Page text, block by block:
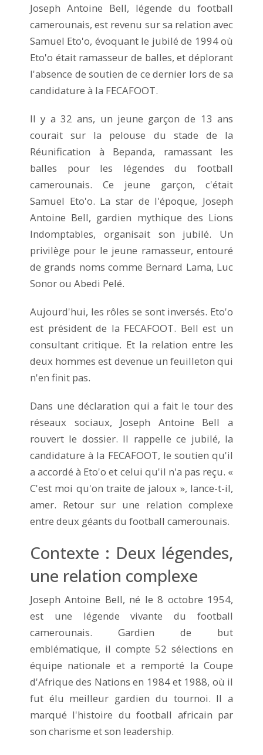
Joseph Antoine Bell, légende du football
camerounais, est revenu sur sa relation avec
Samuel Eto'o, évoquant le jubilé de 1994 où
Eto'o était ramasseur de balles, et déplorant
l'absence de soutien de ce dernier lors de sa
candidature à la FECAFOOT.
Il y a 32 ans, un jeune garçon de 13 ans
courait sur la pelouse du stade de la
Réunification à Bepanda, ramassant les
balles pour les légendes du football
camerounais. Ce jeune garçon, c'était
Samuel Eto'o. La star de l'époque, Joseph
Antoine Bell, gardien mythique des Lions
Indomptables, organisait son jubilé. Un
privilège pour le jeune ramasseur, entouré
de grands noms comme Bernard Lama, Luc
Sonor ou Abedi Pelé.
Aujourd'hui, les rôles se sont inversés. Eto'o
est président de la FECAFOOT. Bell est un
consultant critique. Et la relation entre les
deux hommes est devenue un feuilleton qui
n'en finit pas.
Dans une déclaration qui a fait le tour des
réseaux sociaux, Joseph Antoine Bell a
rouvert le dossier. Il rappelle ce jubilé, la
candidature à la FECAFOOT, le soutien qu'il
a accordé à Eto'o et celui qu'il n'a pas reçu. «
C'est moi qu'on traite de jaloux », lance-t-il,
amer. Retour sur une relation complexe
entre deux géants du football camerounais.
Contexte : Deux légendes,
une relation complexe
Joseph Antoine Bell, né le 8 octobre 1954,
est une légende vivante du football
camerounais. Gardien de but
emblématique, il compte 52 sélections en
équipe nationale et a remporté la Coupe
d'Afrique des Nations en 1984 et 1988, où il
fut élu meilleur gardien du tournoi. Il a
marqué l'histoire du football africain par
son charisme et son leadership.